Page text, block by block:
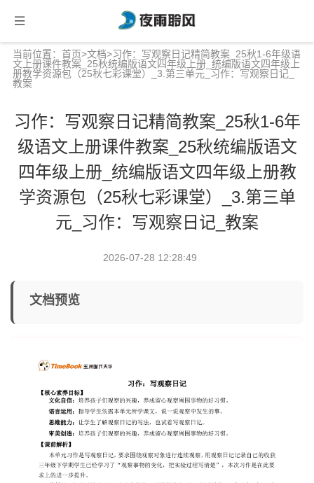
当前位置： 首页>文档>习作：写观察日记精简教案_25秋1-6年级语
文上册课件教案_25秋统编版语文四年级上册_统编版语文四年级上
册教学资源包（25秋七彩课堂）_3.第三单元_习作：写观察日记_
教案
习作：写观察日记精简教案_25秋1-6年
级语文上册课件教案_25秋统编版语文
四年级上册_统编版语文四年级上册教
学资源包（25秋七彩课堂）_3.第三单
元_习作：写观察日记_教案
2026-07-28 12:28:49
文档预览